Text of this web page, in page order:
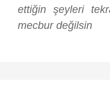
ettiğin şeyleri
mecbur değilsin